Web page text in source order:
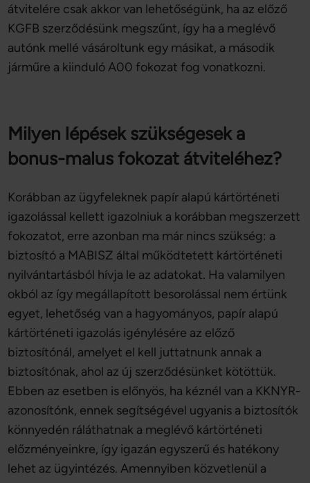
átvitelére csak akkor van lehetőségünk, ha az előző
KGFB szerződésünk megszűnt, így ha a meglévő
autónk mellé vásároltunk egy másikat, a második
járműre a kiinduló A00 fokozat fog vonatkozni.
Milyen lépések szükségesek a
bonus-malus fokozat átviteléhez?
Korábban az ügyfeleknek papír alapú kártörténeti
igazolással kellett igazolniuk a korábban megszerzett
fokozatot, erre azonban ma már nincs szükség: a
biztosító a MABISZ által működtetett kártörténeti
nyilvántartásból hívja le az adatokat. Ha valamilyen
okból az így megállapított besorolással nem értünk
egyet, lehetőség van a hagyományos, papír alapú
kártörténeti igazolás igénylésére az előző
biztosítónál, amelyet el kell juttatnunk annak a
biztosítónak, ahol az új szerződésünket kötöttük.
Ebben az esetben is előnyös, ha kéznél van a KKNYR-
azonosítónk, ennek segítségével ugyanis a biztosítók
könnyedén ráláthatnak a meglévő kártörténeti
előzményeinkre, így igazán egyszerű és hatékony
lehet az ügyintézés. Amennyiben közvetlenül a